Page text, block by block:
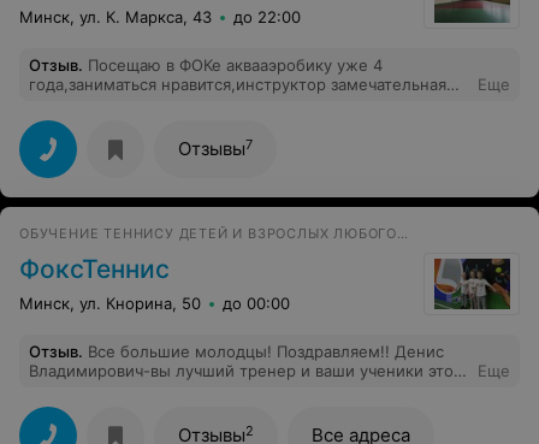
Минск, ул. К. Маркса, 43 до 22:00
Отзыв. Посещаю в ФОКе аквааэробику уже 4
года,заниматься нравится,инструктор замечательная
спортивный инвентарь (в народе называют "палки")?
Обещали поменять год назад ,или администрация
ждет когда кто-нибудь утонет,так в добавок ко всему
их часто не хватает.Уважаемая администрация!!!Не
ждите,а занимайтесь проблемой прямо сейчас, пока
плохо держат .Цены вы не забываете постоянно
повышать!!!Позор!!!
Еще
Отзывы7
ОБУЧЕНИЕ ТЕННИСУ ДЕТЕЙ И ВЗРОСЛЫХ ЛЮБОГО УРОВНЯ И СТЕПЕНИ ПОДГОТОВКИ
ФоксТеннис
Минск, ул. Кнорина, 50 до 00:00
Отзыв. Все большие молодцы! Поздравляем!! Денис
Владимирович-вы лучший тренер и ваши ученики это
Еще
Отзывы2 Все адреса